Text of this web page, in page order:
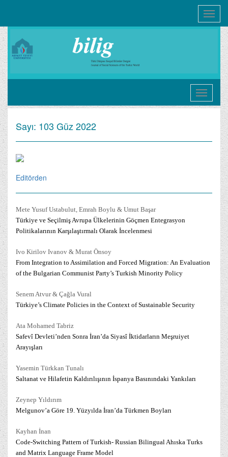
Toggle
Sayı: 103 Güz 2022
Editörden
Mete Yusuf Ustabulut, Emrah Boylu & Umut Başar
Türkiye ve Seçilmiş Avrupa Ülkelerinin Göçmen Entegrasyon
Politikalarının Karşılaştırmalı Olarak İncelenmesi
Ivo Kirilov Ivanov & Murat Önsoy
From Integration to Assimilation and Forced Migration: An Evaluation
of the Bulgarian Communist Party’s Turkish Minority Policy
Senem Atvur & Çağla Vural
Türkiye’s Climate Policies in the Context of Sustainable Security
Ata Mohamed Tabriz
Safevî Devleti’nden Sonra İran’da Siyasî İktidarların Meşruiyet
Arayışları
Yasemin Türkkan Tunalı
Saltanat ve Hilafetin Kaldırılışının İspanya Basınındaki Yankıları
Zeynep Yıldırım
Melgunov’a Göre 19. Yüzyılda İran’da Türkmen Boyları
Kayhan İnan
Code-Switching Pattern of Turkish- Russian Bilingual Ahıska Turks
and Matrix Language Frame Model